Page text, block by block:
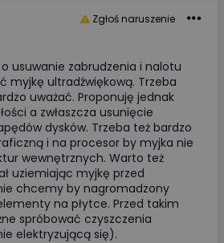
Zgłoś naruszenie
usuwanie zabrudzenia i nalotu
myjkę ultradźwiękową. Trzeba
uważać. Proponuję jednak
a zwłaszcza usunięcie
dysków. Trzeba też bardzo
i na procesor by myjka nie
wewnętrznych. Warto też
uziemiając myjkę przed
chcemy by nagromadzony
na płytce. Przed takim
spróbować czyszczenia
elektryzującą się).